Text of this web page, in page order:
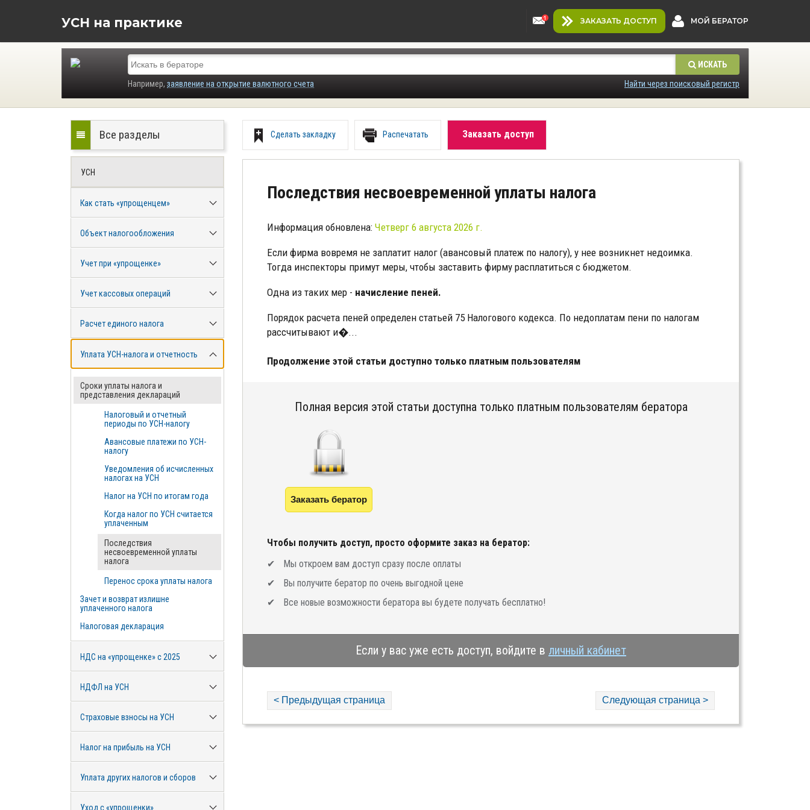
УСН на практике ЗАКАЗАТЬ ДОСТУП МОЙ БЕРАТОР
ИСКАТЬ
Например, заявление на открытие валютного счета Найти через поисковый регистр
Сделать закладку Распечатать Заказать доступ
Последствия несвоевременной уплаты налога
Информация обновлена: Четверг 6 августа 2026 г.
Если фирма вовремя не заплатит налог (авансовый платеж по налогу), у нее возникнет недоимка.
Тогда инспекторы примут меры, чтобы заставить фирму расплатиться с бюджетом.
Одна из таких мер - начисление пеней.
Порядок расчета пеней определен статьей 75 Налогового кодекса. По недоплатам пени по налогам
рассчитывают и�...
Продолжение этой статьи доступно только платным пользователям
Полная версия этой статьи доступна только платным пользователям бератора
Заказать бератор
Чтобы получить доступ, просто оформите заказ на бератор:
Мы откроем вам доступ сразу после оплаты
Вы получите бератор по очень выгодной цене
Все новые возможности бератора вы будете получать бесплатно!
Если у вас уже есть доступ, войдите в личный кабинет
< Предыдущая страница Следующая страница >
Все разделы
УСН
Как стать «упрощенцем»
Объект налогообложения
Учет при «упрощенке»
Учет кассовых операций
Расчет единого налога
Уплата УСН-налога и отчетность
Сроки уплаты налога и
представления деклараций
Налоговый и отчетный
периоды по УСН-налогу
Авансовые платежи по УСН-
налогу
Уведомления об исчисленных
налогах на УСН
Налог на УСН по итогам года
Когда налог по УСН считается
уплаченным
Последствия
несвоевременной уплаты
налога
Перенос срока уплаты налога
Зачет и возврат излишне
уплаченного налога
Налоговая декларация
НДС на «упрощенке» с 2025
НДФЛ на УСН
Страховые взносы на УСН
Налог на прибыль на УСН
Уплата других налогов и сборов
Уход с «упрощенки»